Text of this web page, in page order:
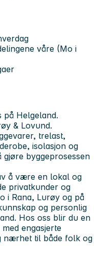
våre (Mo i
Helgeland.
& Lovund.
trelast,
isolasjon og
byggeprosessen
å være en lokal og
privatkunder og
i Rana, Lurøy og på
og personlig
Hos oss blir du en
engasjerte
nærhet til både folk og